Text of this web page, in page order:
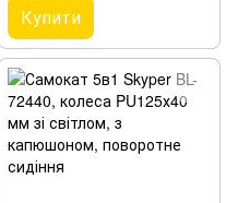
Купити